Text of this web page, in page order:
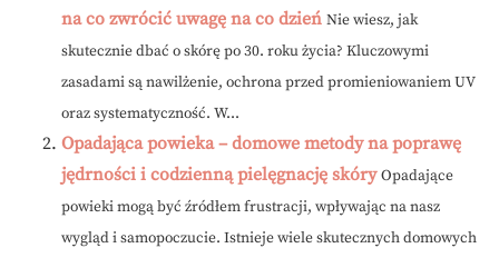
na co zwrócić uwagę na co dzień Nie wiesz, jak
skutecznie dbać o skórę po 30. roku życia? Kluczowymi
zasadami są nawilżenie, ochrona przed promieniowaniem UV
oraz systematyczność. W...
Opadająca powieka – domowe metody na poprawę
jędrności i codzienną pielęgnację skóry Opadające
powieki mogą być źródłem frustracji, wpływając na nasz
wygląd i samopoczucie. Istnieje wiele skutecznych domowych